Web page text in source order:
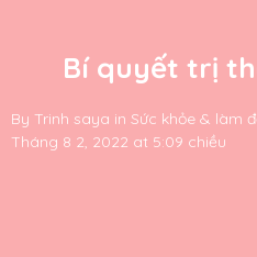
Bí quyết trị
By Trinh saya in Sức khỏe & làm
Tháng 8 2, 2022 at 5:09 chiều